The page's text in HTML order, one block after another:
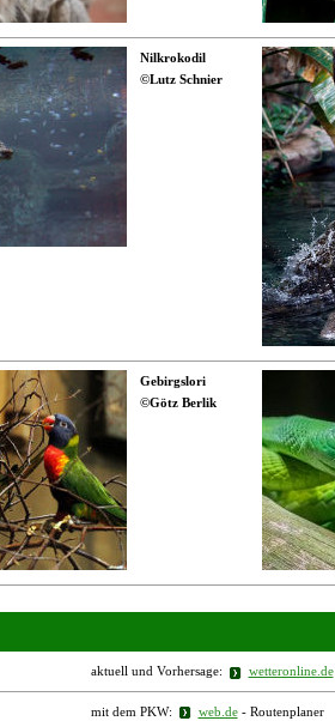
Nilkrokodil
©Lutz Schnier
Gebirgslori
©Götz Berlik
aktuell und Vorhersage: wetteronline.de
mit dem PKW: web.de- Routenplaner